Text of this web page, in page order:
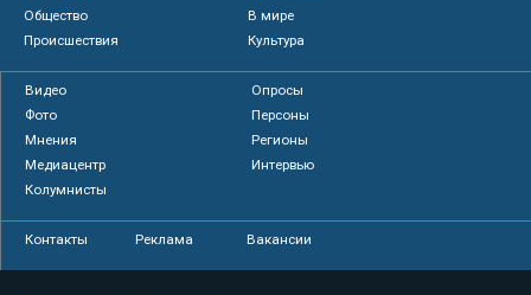
Общество
В мире
Происшествия
Культура
Видео
Опросы
Фото
Персоны
Мнения
Регионы
Медиацентр
Интервью
Колумнисты
Контакты Реклама Вакансии